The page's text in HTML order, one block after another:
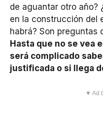
de aguantar otro año?
en la construcción del
habrá? Son preguntas
Hasta que no se vea
será complicado
justificada o si llega
▼ Ad